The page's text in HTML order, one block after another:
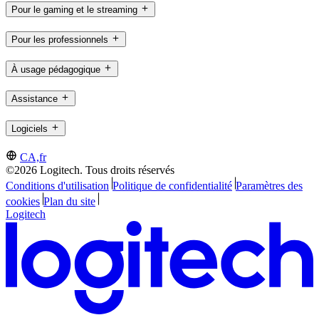
Pour le gaming et le streaming
Pour les professionnels
À usage pédagogique
Assistance
Logiciels
CA,fr
©2026 Logitech. Tous droits réservés
Conditions d'utilisation Politique de confidentialité Paramètres des
cookies Plan du site
Logitech